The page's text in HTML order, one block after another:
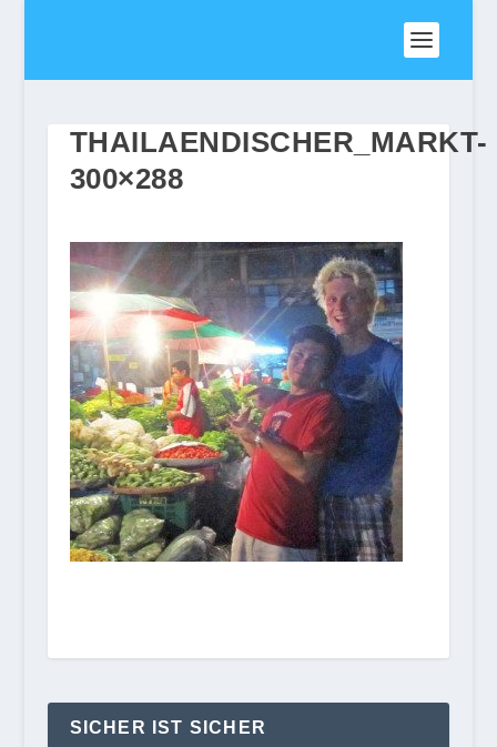
THAILAENDISCHER_MARKT-
300×288
SICHER IST SICHER